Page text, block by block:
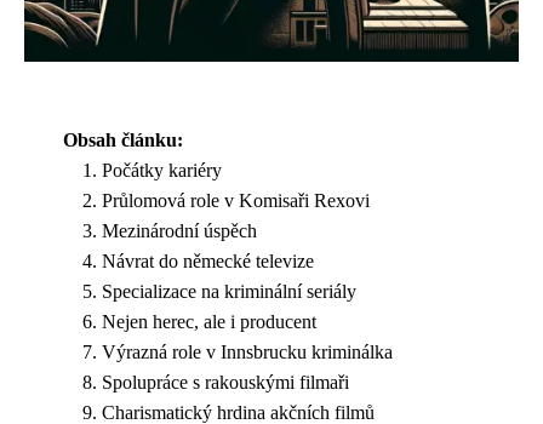
Obsah článku:
Počátky kariéry
Průlomová role v Komisaři Rexovi
Mezinárodní úspěch
Návrat do německé televize
Specializace na kriminální seriály
Nejen herec, ale i producent
Výrazná role v Innsbrucku kriminálka
Spolupráce s rakouskými filmaři
Charismatický hrdina akčních filmů